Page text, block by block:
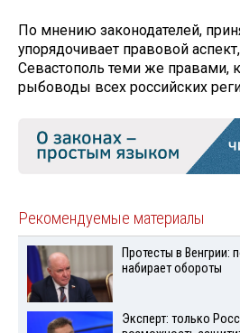
По мнению законодателей,
упорядочивает правовой
Севастополь теми же правами,
рыбоводы всех российских
Рекомендуемые материалы
Протесты в Венгрии:
набирает обороты
Эксперт: только